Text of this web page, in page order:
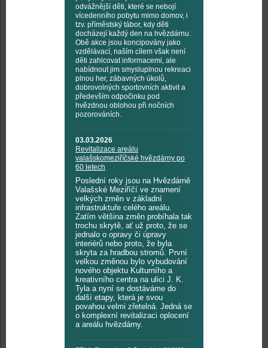
odvážnější děti, které se nebojí
vícedenního pobytu mimo domov, i
tzv. příměstský tábor, kdy děti
docházejí každý den na hvězdárnu.
Obě akce jsou koncipovány jako
vzdělávací, naším cílem však není
děti zahlcovat informacemi, ale
nabídnout jim smysluplnou rekreaci
plnou her, zábavných úkolů,
dobrovolných sportovních aktivit a
především odpočinku pod
hvězdnou oblohou při nočních
pozorováních.
03.03.2026
Revitalizace areálu
valašskomeziříčské hvězdárny po
60 letech
Poslední roky jsou na Hvězdárně
Valašské Meziříčí ve znamení
velkých změn v základní
infrastruktuře celého areálu.
Zatím většina změn probíhala tak
trochu skrytě, ať už proto, že se
jednalo o opravy či úpravy
interiérů nebo proto, že byla
skryta za hradbou stromů. První
velkou změnou bylo vybudování
nového objektu Kulturního a
kreativního centra na ulici J. K.
Tyla a nyní se dostáváme do
další etapy, která je svou
povahou velmi zřetelná. Jedná se
o komplexní revitalizaci oplocení
a areálu hvězdárny.